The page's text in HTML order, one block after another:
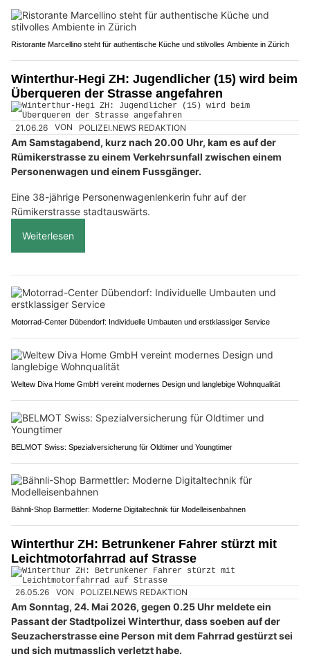
Ristorante Marcellino steht für authentische Küche und stilvolles Ambiente in Zürich
Winterthur-Hegi ZH: Jugendlicher (15) wird beim
Überqueren der Strasse angefahren
21.06.26 VON POLIZEI.NEWS REDAKTION
Am Samstagabend, kurz nach 20.00 Uhr, kam es auf der
Rümikerstrasse zu einem Verkehrsunfall zwischen einem
Personenwagen und einem Fussgänger.
Eine 38-jährige Personenwagenlenkerin fuhr auf der
Rümikerstrasse stadtauswärts.
Weiterlesen
Motorrad-Center Dübendorf: Individuelle Umbauten und erstklassiger Service
Weltew Diva Home GmbH vereint modernes Design und langlebige Wohnqualität
BELMOT Swiss: Spezialversicherung für Oldtimer und Youngtimer
Bähnli-Shop Barmettler: Moderne Digitaltechnik für Modelleisenbahnen
Winterthur ZH: Betrunkener Fahrer stürzt mit
Leichtmotorfahrrad auf Strasse
26.05.26 VON POLIZEI.NEWS REDAKTION
Am Sonntag, 24. Mai 2026, gegen 0.25 Uhr meldete ein
Passant der Stadtpolizei Winterthur, dass soeben auf der
Seuzacherstrasse eine Person mit dem Fahrrad gestürzt sei
und sich mutmasslich verletzt habe.